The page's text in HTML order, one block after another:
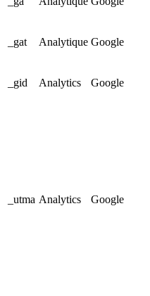
_gat Analytique Google
_gid Analytics Google
_utma Analytics Google